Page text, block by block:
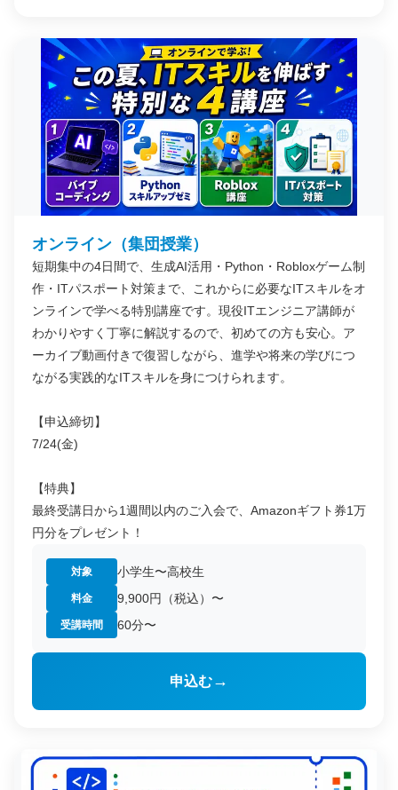
オンライン（集団授業）
短期集中の4日間で、生成AI活用・Python・Robloxゲーム制
作・ITパスポート対策まで、これからに必要なITスキルをオ
ンラインで学べる特別講座です。現役ITエンジニア講師が
わかりやすく丁寧に解説するので、初めての方も安心。ア
ーカイブ動画付きで復習しながら、進学や将来の学びにつ
ながる実践的なITスキルを身につけられます。
【申込締切】
7/24(金)
【特典】
最終受講日から1週間以内のご入会で、Amazonギフト券1万
円分をプレゼント！
対象 小学生〜高校生
料金 9,900円（税込）〜
受講時間 60分〜
申込む→